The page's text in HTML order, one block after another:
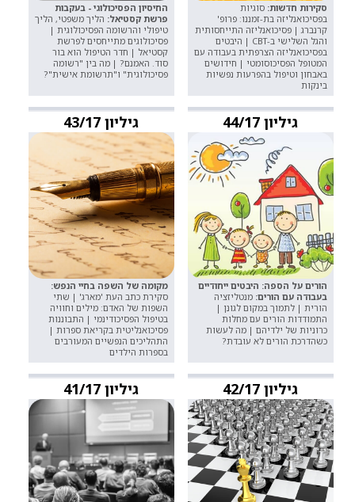
סקירות חדשות:סוגיות
בפסיכואנליזה בת-זמננו: פרופ'
קרנברג | פסיכואנליזה התייחסותית
והגל השלישי ב-CBT | היבטים
בפסיכואנליזה הצרפתית בעבודה עם
המטופל הפסיכוסומטי | חידושים
באבחון וטיפול בהפרעות נפשיות
בינקות
החיסיון הפסיכולוגי - בעקבות
פרשת קסטיאל: הליך משפטי, הליך
טיפולי והרשומה הפסיכולוגית |
פסיכולוגים מתייחסים לפרשת
קסטיאל | חדר הטיפול הוא בור
סוד. האמנם? | מה בין "רשומה
פסיכולוגית" ו"תרשומת אישית"?
גיליון 44/17
הורים על הספה: היבטים ייחודיים
בעבודה עם הורים:מנטליזציה
הורית | לתמוך במקום לגונן |
התמודדות הורים עם מחלות
כרוניות של ילדיהם | מה לעשות
כשהדרכת הורים לא עובדת?
גיליון 43/17
מקומה של השפה בחיי הנפש:
סקירת כתב העת 'מארג' | שתי
השפות של האדם: מילים וחוויה
בטיפול הפסיכודינמי | התבוננות
פסיכואנליטית בקריאת ספרות |
התהליכים הנפשיים המעורבים
בספרות הילדים
גיליון 42/17 גיליון 41/17